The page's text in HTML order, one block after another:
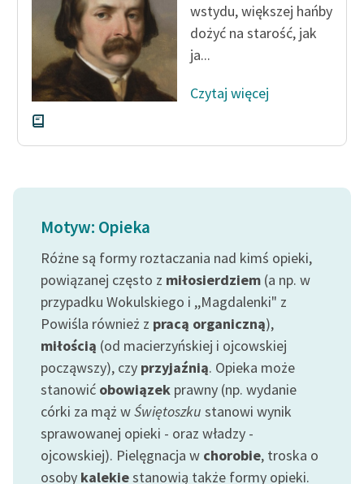
Kolekcje edukacyjne
twórców przechodzących
do domeny publicznej,
lektur szkolnych oraz
Starego Testamentu
Odkurzamy bohaterów
O nas
Kontakt
O projekcie
Zespół
Zasady wykorzystania
Wolnych Lektur
Logotypy
Materiały promocyjne
wstydu, większej hańby
dożyć na starość, jak
ja...
Czytaj więcej
Motyw: Opieka
Różne są formy roztaczania nad kimś opieki,
powiązanej często z miłosierdziem (a np. w
przypadku Wokulskiego i ,,Magdalenki" z
Powiśla również z pracą organiczną),
miłością (od macierzyńskiej i ojcowskiej
począwszy), czy przyjaźnią. Opieka może
stanowić obowiązek prawny (np. wydanie
córki za mąż wŚwiętoszku stanowi wynik
sprawowanej opieki - oraz władzy -
ojcowskiej). Pielęgnacja w chorobie, troska o
osoby kalekiestanowią także formy opieki.